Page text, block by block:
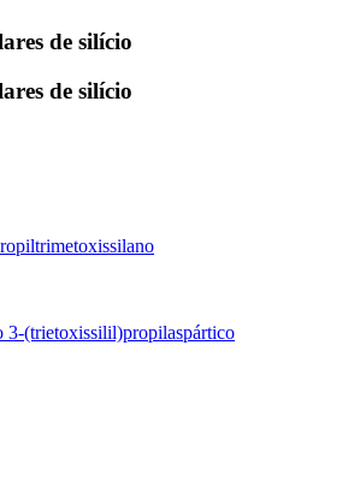
de silício
de silício
3-(trietoxissilil)propilaspártico